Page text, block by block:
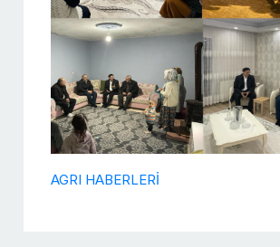
AGRI HABERLERİ